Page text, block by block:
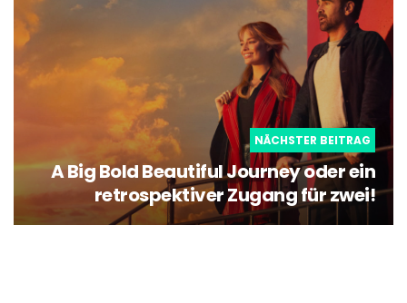
NÄCHSTER BEITRAG
A Big Bold Beautiful Journey oder ein
retrospektiver Zugang für zwei!